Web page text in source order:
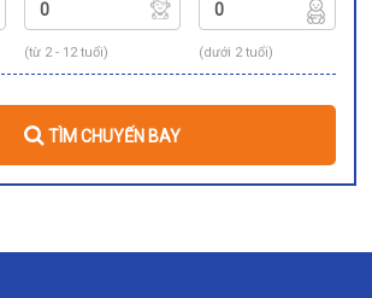
(từ 2 - 12 tuổi) (dưới 2 tuổi)
TÌM CHUYẾN BAY